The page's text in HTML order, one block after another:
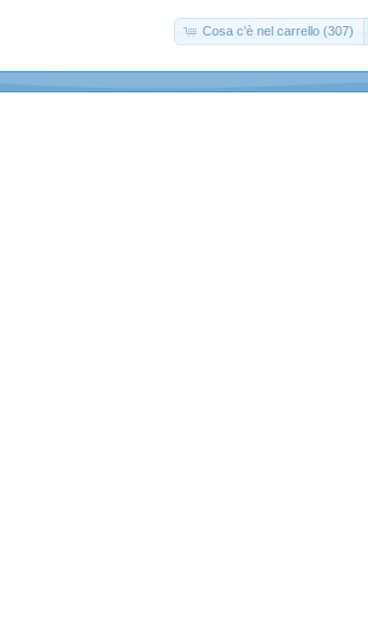
Cosa c'è nel carrello (307)